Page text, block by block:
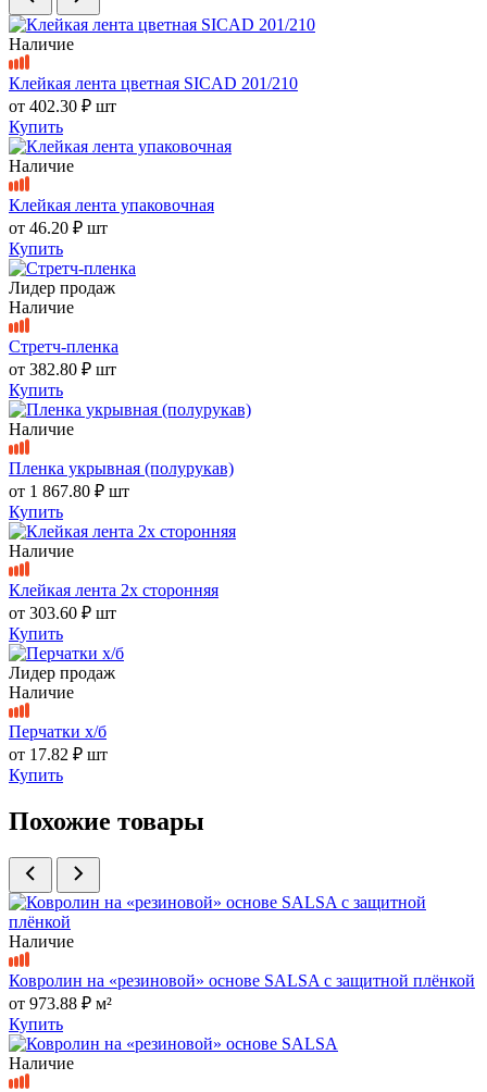
Наличие
Клейкая лента цветная SICAD 201/210
от 402.30 ₽ шт
Купить
Наличие
Клейкая лента упаковочная
от 46.20 ₽ шт
Купить
Лидер продаж
Наличие
Стретч-пленка
от 382.80 ₽ шт
Купить
Наличие
Пленка укрывная (полурукав)
от 1 867.80 ₽ шт
Купить
Наличие
Клейкая лента 2х сторонняя
от 303.60 ₽ шт
Купить
Лидер продаж
Наличие
Перчатки х/б
от 17.82 ₽ шт
Купить
Похожие товары
Наличие
Ковролин на «резиновой» основе SALSA с защитной плёнкой
от 973.88 ₽ м²
Купить
Наличие